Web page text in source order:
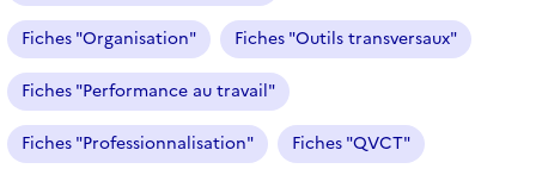
é
l
t
i
Fiches "Organisation" Fiches "Outils transversaux"
Fiches "Performance au travail"
Fiches "Professionnalisation" Fiches "QVCT"